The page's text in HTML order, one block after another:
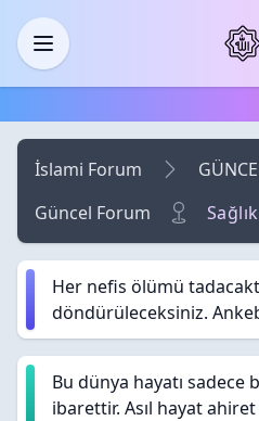
Skip to main content
Menü
İslami Forum
Güncel Forum
Sağlık
Her nefis ölümü
döndürüleceksiniz.
Bu dünya hayatı sadece
ibarettir. Asıl hayat